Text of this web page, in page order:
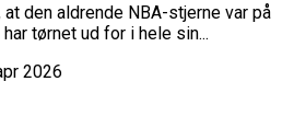
den aldrende NBA-stjerne var på
tørnet ud for i hele sin...
2026